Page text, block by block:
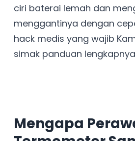
ciri baterai lemah dan
menggantinya dengan
hack medis yang wajib
simak panduan
Mengapa